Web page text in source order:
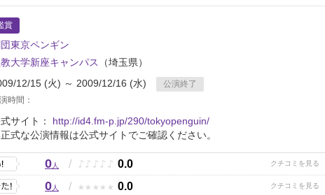
賞
東京ペンギン
大学新座キャンパス
（埼玉県）
12/15 (火) ～ 2009/12/16 (水)
公演終了
時間：
サイト： http://id4.fm-p.jp/290/tokyopenguin/
式な公演情報は公式サイトでご確認ください。
0人 / ♪ ♪ ♪ ♪ ♪ 0.0
0人 / ★ ★ ★ ★ ★ 0.0